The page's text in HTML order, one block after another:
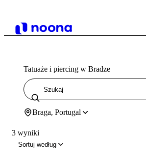
Tatuaże i piercing w Bradze
Braga, Portugal
3 wyniki
Sortuj według